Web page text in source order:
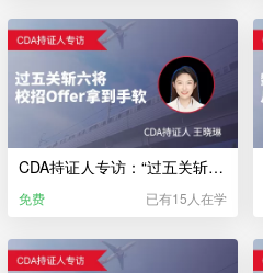
CDA持证人专访：“过五关斩六将”校招 Offer 拿到手软？
免费 已有15人在学